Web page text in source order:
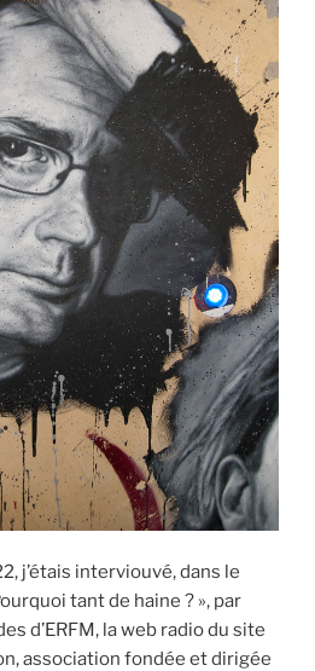
j’étais interviouvé, dans le
tant de haine ? », par
d’ERFM, la web radio du site
association fondée et dirigée